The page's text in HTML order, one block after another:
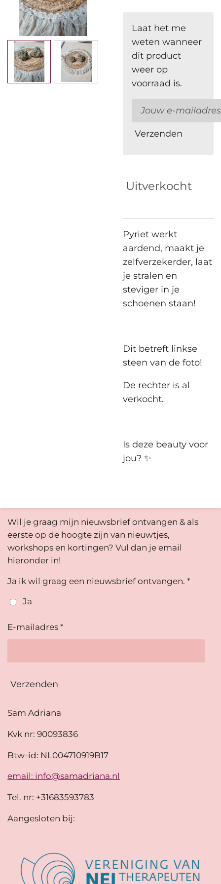
Laat het me
weten wanneer
dit product
weer op
voorraad is.
Verzenden
Uitverkocht
Pyriet werkt
aardend, maakt je
zelfverzekerder, laat
je stralen en
steviger in je
schoenen staan!
Dit betreft linkse
steen van de foto!
De rechter is al
verkocht.
Is deze beauty voor
jou? ✨️
Wil je graag mijn nieuwsbrief ontvangen & als
eerste op de hoogte zijn van nieuwtjes,
workshops en kortingen? Vul dan je email
hieronder in!
Ja ik wil graag een nieuwsbrief ontvangen. *
Ja
E-mailadres *
Verzenden
Sam Adriana
Kvk nr: 90093836
Btw-id: NL004710919B17
email: info@samadriana.nl
Tel. nr: +31683593783
Aangesloten bij: